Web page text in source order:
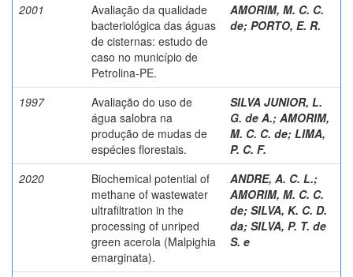
2001
Avaliação da qualidade
bacteriológica das águas
de cisternas: estudo de
caso no município de
Petrolina-PE.
AMORIM, M. C. C.
de; PORTO, E. R.
1997
Avaliação do uso de
água salobra na
produção de mudas de
espécies florestais.
SILVA JUNIOR, L.
G. de A.; AMORIM,
M. C. C. de; LIMA,
P. C. F.
2020
Biochemical potential of
methane of wastewater
ultrafiltration in the
processing of unriped
green acerola (Malpighia
emarginata).
ANDRE, A. C. L.;
AMORIM, M. C. C.
de; SILVA, K. C. D.
da; SILVA, P. T. de
S. e